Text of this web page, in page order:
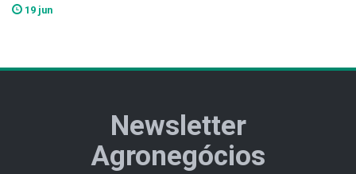
19 jun
Newsletter
Agronegócios